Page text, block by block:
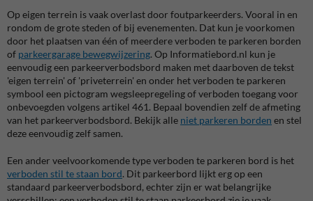
Op eigen terrein is vaak overlast door foutparkeerders. Vooral in en
rondom de grote steden of bij evenementen. Dat kun je voorkomen
door het plaatsen van één of meerdere verboden te parkeren borden
of parkeergarage bewegwijzering. Op Informatiebord.nl kun je
eenvoudig een parkeerverbodsbord maken met daarboven de tekst
'eigen terrein' of 'priveterrein' en onder het verboden te parkeren
symbool een pictogram wegsleepregeling of verboden toegang voor
onbevoegden volgens artikel 461. Bepaal bovendien zelf de afmeting
van het parkeerverbodsbord. Bekijk alle niet parkeren borden en stel
deze eenvoudig zelf samen.
Een ander veelvoorkomende type verboden te parkeren bord is het
verboden stil te staan bord. Dit parkeerbord lijkt erg op een
standaard parkeerverbodsbord, echter zijn er wat belangrijke